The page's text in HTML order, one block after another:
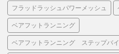
フラッドラッシュパワーメッシュ
ベアフットランニング
ベアフットランニング ステップバ